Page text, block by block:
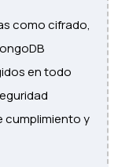
como cifrado,
en todo
cumplimiento y